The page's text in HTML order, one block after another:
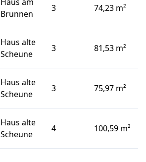
Brunnen
3 74,23 m²
Haus alte
Scheune
3 81,53 m²
Haus alte
Scheune
3 75,97 m²
Haus alte
Scheune
4 100,59 m²